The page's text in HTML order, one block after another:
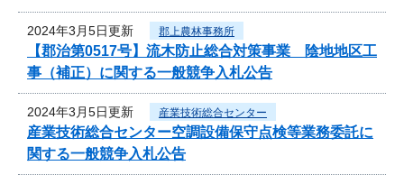
2024年3月5日更新 郡上農林事務所
【郡治第0517号】流木防止総合対策事業 陰地地区工
事（補正）に関する一般競争入札公告
2024年3月5日更新 産業技術総合センター
産業技術総合センター空調設備保守点検等業務委託に
関する一般競争入札公告